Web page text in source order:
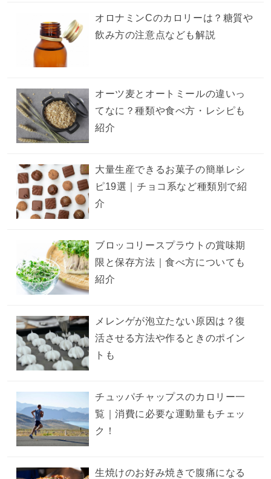
オロナミンCのカロリーは？糖質や
飲み方の注意点なども解説
オーツ麦とオートミールの違いっ
てなに？種類や食べ方・レシピも
紹介
大量生産できるお菓子の簡単レシ
ピ19選｜チョコ系など種類別で紹
介
ブロッコリースプラウトの賞味期
限と保存方法｜食べ方についても
紹介
メレンゲが泡立たない原因は？復
活させる方法や作るときのポイン
トも
チュッパチャップスのカロリー一
覧｜消費に必要な運動量もチェッ
ク！
生焼けのお好み焼きで腹痛になる